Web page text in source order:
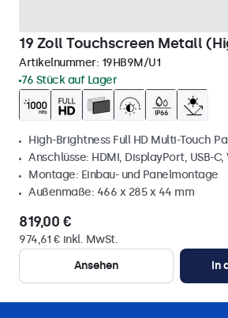
19 Zoll Touchscreen Metall
Artikelnummer: 19HB9M/U1
76 Stück auf Lager
High-Brightness Full HD Multi-Touch
Anschlüsse: HDMI, DisplayPort, USB-C,
Montage: Einbau- und Panelmontage
Außenmaße: 466 x 285 x 44 mm
819,00 €
974,61 € inkl. MwSt.
Ansehen
In